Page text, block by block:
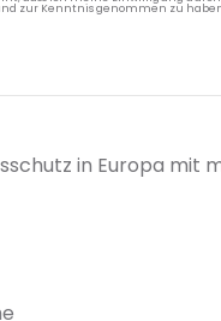
zur Kenntnis genommen zu
in Europa mit